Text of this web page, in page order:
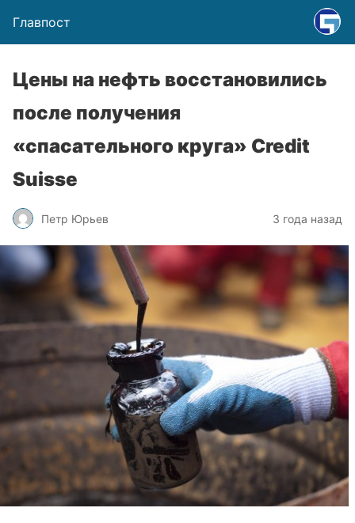
Главпост
Цены на нефть восстановились
после получения
«спасательного круга» Credit
Suisse
Петр Юрьев 3 года назад